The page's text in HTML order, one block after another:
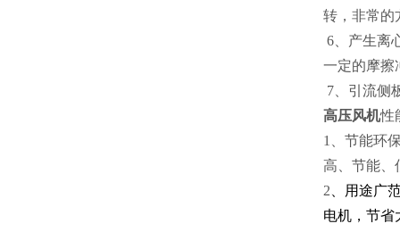
转，非常的
6、产生离
一定的摩擦
7、引流侧
高压风机性
1、节能环
高、节能、
2 、用途广
电机，节省